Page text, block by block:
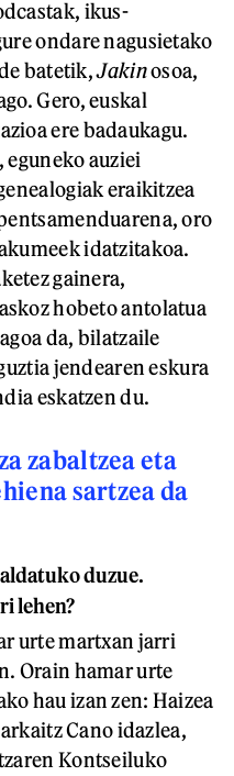
ikus-
ondare nagusietako
batetik,Jakinosoa,
Gero, euskal
ere badaukagu.
eguneko auziei
eraikitzea
oro
idatzitakoa.
gainera,
hobeto antolatua
da, bilatzaile
jendearen eskura
eskatzen du.
zabaltzea eta
sartzea da
duzue.
lehen?
urte martxan jarri
Orain hamar urte
hau izan zen: Haizea
Cano idazlea,
Kontseiluko